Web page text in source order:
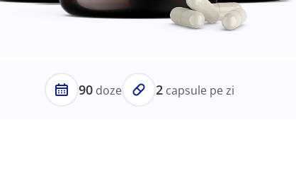
90doze 2capsule pe zi